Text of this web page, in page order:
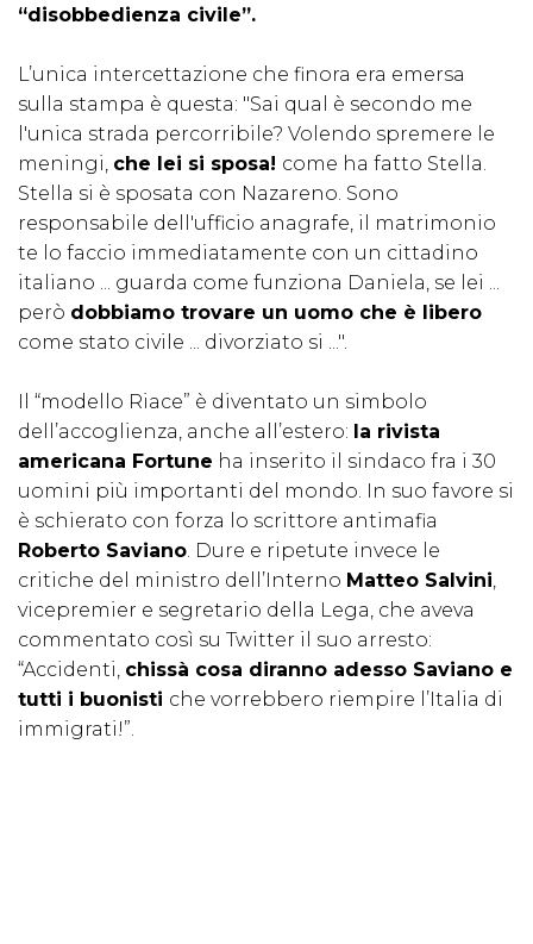
“disobbedienza civile”.
L’unica intercettazione che finora era emersa
sulla stampa è questa: "Sai qual è secondo me
l'unica strada percorribile? Volendo spremere le
meningi, che lei si sposa! come ha fatto Stella.
Stella si è sposata con Nazareno. Sono
responsabile dell'ufficio anagrafe, il matrimonio
te lo faccio immediatamente con un cittadino
italiano ... guarda come funziona Daniela, se lei ...
però dobbiamo trovare un uomo che è libero
come stato civile ... divorziato si ...".
Il “modello Riace” è diventato un simbolo
dell’accoglienza, anche all’estero: la rivista
americana Fortune ha inserito il sindaco fra i 30
uomini più importanti del mondo. In suo favore si
è schierato con forza lo scrittore antimafia
Roberto Saviano. Dure e ripetute invece le
critiche del ministro dell’Interno Matteo Salvini,
vicepremier e segretario della Lega, che aveva
commentato così su Twitter il suo arresto:
“Accidenti, chissà cosa diranno adesso Saviano e
tutti i buonisti che vorrebbero riempire l’Italia di
immigrati!”.